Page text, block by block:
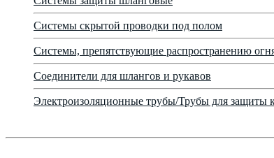
Системы скрытой проводки под полом
Системы, препятствующие распространению
Соединители для шлангов и рукавов
Электроизоляционные трубы/Трубы для защиты